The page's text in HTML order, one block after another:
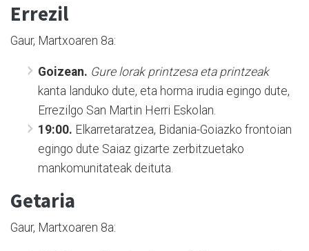
Errezil
Gaur, Martxoaren 8a:
Goizean. Gure lorak printzesa eta printzeak
kanta landuko dute, eta horma irudia egingo dute,
Errezilgo San Martin Herri Eskolan.
19:00. Elkarretaratzea, Bidania-Goiazko frontoian
egingo dute Saiaz gizarte zerbitzuetako
mankomunitateak deituta.
Getaria
Gaur, Martxoaren 8a: